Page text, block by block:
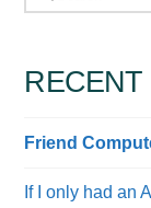
RECENT
Friend
If I only had an